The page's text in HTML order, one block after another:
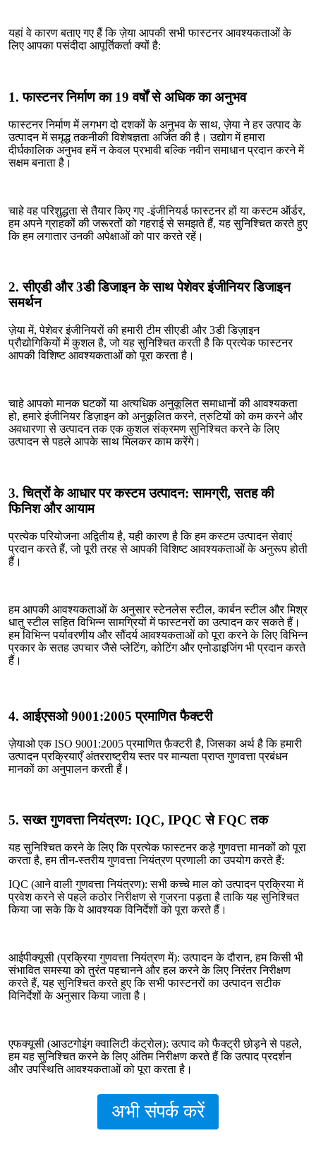
यहां वे कारण बताए गए हैं कि ज़ेया आपकी सभी फास्टनर आवश्यकताओं के
लिए आपका पसंदीदा आपूर्तिकर्ता क्यों है:
1. फास्टनर निर्माण का 19 वर्षों से अधिक का अनुभव
फास्टनर निर्माण में लगभग दो दशकों के अनुभव के साथ, ज़ेया ने हर उत्पाद के
उत्पादन में समृद्ध तकनीकी विशेषज्ञता अर्जित की है। उद्योग में हमारा
दीर्घकालिक अनुभव हमें न केवल प्रभावी बल्कि नवीन समाधान प्रदान करने में
सक्षम बनाता है।
चाहे वह परिशुद्धता से तैयार किए गए -इंजीनियर्ड फास्टनर हों या कस्टम ऑर्डर,
हम अपने ग्राहकों की जरूरतों को गहराई से समझते हैं, यह सुनिश्चित करते हुए
कि हम लगातार उनकी अपेक्षाओं को पार करते रहें।
2. सीएडी और 3डी डिजाइन के साथ पेशेवर इंजीनियर डिजाइन
समर्थन
ज़ेया में, पेशेवर इंजीनियरों की हमारी टीम सीएडी और 3डी डिज़ाइन
प्रौद्योगिकियों में कुशल है, जो यह सुनिश्चित करती है कि प्रत्येक फास्टनर
आपकी विशिष्ट आवश्यकताओं को पूरा करता है।
चाहे आपको मानक घटकों या अत्यधिक अनुकूलित समाधानों की आवश्यकता
हो, हमारे इंजीनियर डिज़ाइन को अनुकूलित करने, त्रुटियों को कम करने और
अवधारणा से उत्पादन तक एक कुशल संक्रमण सुनिश्चित करने के लिए
उत्पादन से पहले आपके साथ मिलकर काम करेंगे।
3. चित्रों के आधार पर कस्टम उत्पादन: सामग्री, सतह की
फिनिश और आयाम
प्रत्येक परियोजना अद्वितीय है, यही कारण है कि हम कस्टम उत्पादन सेवाएं
प्रदान करते हैं, जो पूरी तरह से आपकी विशिष्ट आवश्यकताओं के अनुरूप होती
हैं।
हम आपकी आवश्यकताओं के अनुसार स्टेनलेस स्टील, कार्बन स्टील और मिश्र
धातु स्टील सहित विभिन्न सामग्रियों में फास्टनरों का उत्पादन कर सकते हैं।
हम विभिन्न पर्यावरणीय और सौंदर्य आवश्यकताओं को पूरा करने के लिए विभिन्न
प्रकार के सतह उपचार जैसे प्लेटिंग, कोटिंग और एनोडाइजिंग भी प्रदान करते
हैं।
4. आईएसओ 9001:2005 प्रमाणित फैक्टरी
ज़ेयाओ एक ISO 9001:2005 प्रमाणित फ़ैक्टरी है, जिसका अर्थ है कि हमारी
उत्पादन प्रक्रियाएँ अंतरराष्ट्रीय स्तर पर मान्यता प्राप्त गुणवत्ता प्रबंधन
मानकों का अनुपालन करती हैं।
5. सख्त गुणवत्ता नियंत्रण: IQC, IPQC से FQC तक
यह सुनिश्चित करने के लिए कि प्रत्येक फास्टनर कड़े गुणवत्ता मानकों को पूरा
करता है, हम तीन-स्तरीय गुणवत्ता नियंत्रण प्रणाली का उपयोग करते हैं:
IQC (आने वाली गुणवत्ता नियंत्रण): सभी कच्चे माल को उत्पादन प्रक्रिया में
प्रवेश करने से पहले कठोर निरीक्षण से गुजरना पड़ता है ताकि यह सुनिश्चित
किया जा सके कि वे आवश्यक विनिर्देशों को पूरा करते हैं।
आईपीक्यूसी (प्रक्रिया गुणवत्ता नियंत्रण में): उत्पादन के दौरान, हम किसी भी
संभावित समस्या को तुरंत पहचानने और हल करने के लिए निरंतर निरीक्षण
करते हैं, यह सुनिश्चित करते हुए कि सभी फास्टनरों का उत्पादन सटीक
विनिर्देशों के अनुसार किया जाता है।
एफक्यूसी (आउटगोइंग क्वालिटी कंट्रोल): उत्पाद को फैक्ट्री छोड़ने से पहले,
हम यह सुनिश्चित करने के लिए अंतिम निरीक्षण करते हैं कि उत्पाद प्रदर्शन
और उपस्थिति आवश्यकताओं को पूरा करता है।
अभी संपर्क करें